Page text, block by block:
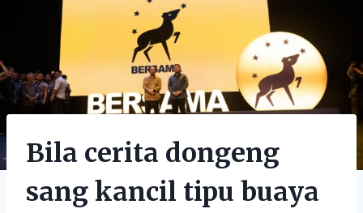
Bila cerita dongeng
sang kancil tipu buaya